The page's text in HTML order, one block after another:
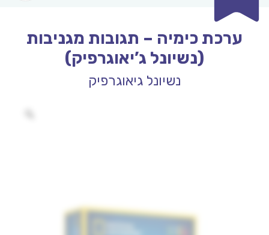
ערכת כימיה – תגובות מגניבות
(נשיונל ג’יאוגרפיק)
נשיונל גיאוגרפיק